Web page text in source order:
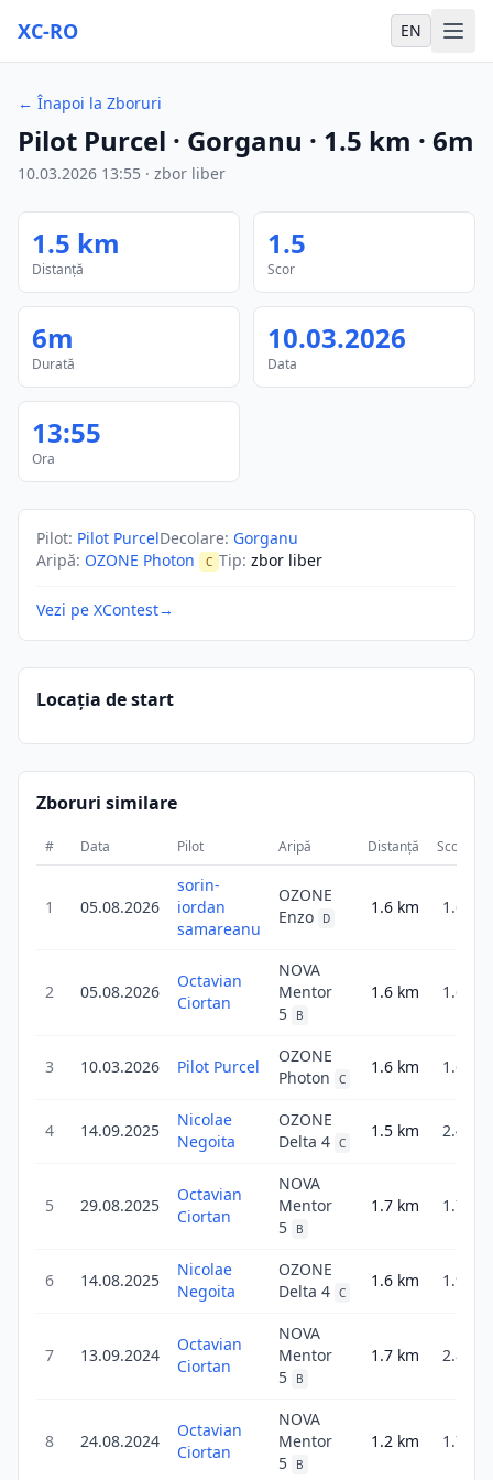
XC-RO EN
← Înapoi la Zboruri
Pilot Purcel · Gorganu · 1.5 km · 6m
10.03.2026 13:55 · zbor liber
1.5 km
Distanță
1.5
Scor
6m
Durată
10.03.2026
Data
13:55
Ora
Pilot: Pilot PurcelDecolare: Gorganu
Aripă: OZONE Photon C Tip: zbor liber
Vezi pe XContest→
Locația de start
Zboruri similare
# Data Pilot Aripă Distanță Scor
1 05.08.2026
sorin-
iordan
samareanu
OZONE
Enzo
D
1.6 km 1.6
2 05.08.2026
Octavian
Ciortan
NOVA
Mentor
5
B
1.6 km 1.6
3 10.03.2026 Pilot Purcel
OZONE
Photon
C
1.6 km 1.6
4 14.09.2025
Nicolae
Negoita
OZONE
Delta 4 C
1.5 km 2.4
5 29.08.2025
Octavian
Ciortan
NOVA
Mentor
5
B
1.7 km 1.7
6 14.08.2025
Nicolae
Negoita
OZONE
Delta 4 C
1.6 km 1.9
7 13.09.2024
Octavian
Ciortan
NOVA
Mentor
5
B
1.7 km 2.8
8 24.08.2024
Octavian
Ciortan
NOVA
Mentor
5
B
1.2 km 1.7